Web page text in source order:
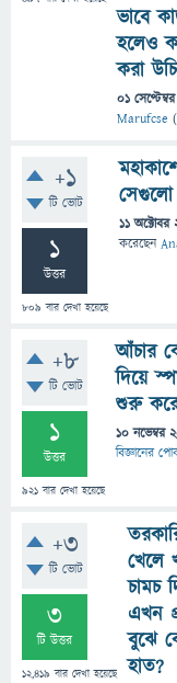
ভাবে
হলেও
করা
01
Marufcse (
+1
টি ভোট
1
উত্তর
809 বার দেখা হয়েছে
সেগুলো
11 অক্টোবর
করেছেন
+8
টি ভোট
1
উত্তর
921 বার দেখা হয়েছে
আঁচার
দিয়ে
শুরু
10 নভেম্বর
বিজ্ঞানের
+3
টি ভোট
3
টি উত্তর
12,419 বার দেখা হয়েছে
খেলে
চামচ
এখন
বুঝে
হাত?